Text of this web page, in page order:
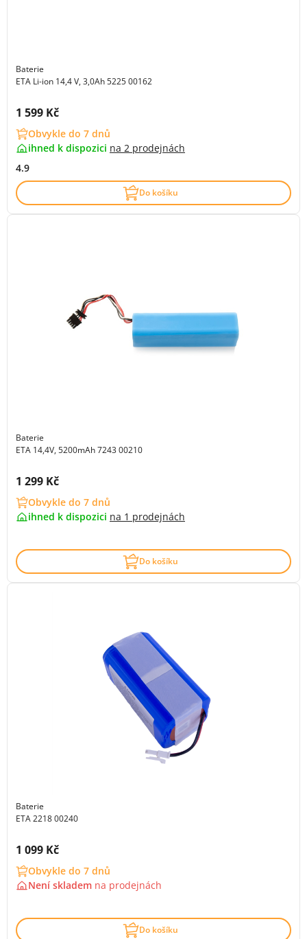
Baterie
ETA Li-ion 14,4 V, 3,0Ah 5225 00162
Cena s DPH:
1 599 Kč
Obvykle do 7 dnů
ihned k dispozici na 2 prodejnách
4.9
Do košíku
Baterie
ETA 14,4V, 5200mAh 7243 00210
Cena s DPH:
1 299 Kč
Obvykle do 7 dnů
ihned k dispozici na 1 prodejnách
Do košíku
Baterie
ETA 2218 00240
Cena s DPH:
1 099 Kč
Obvykle do 7 dnů
Není skladem na prodejnách
Do košíku